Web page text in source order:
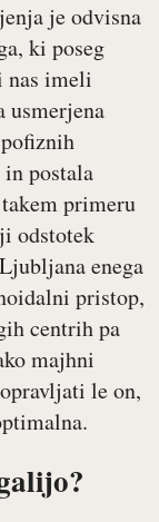
je odvisna
ki poseg
nas imeli
usmerjena
postala
primeru
odstotek
enega
pristop,
centrih pa
majhni
le on,